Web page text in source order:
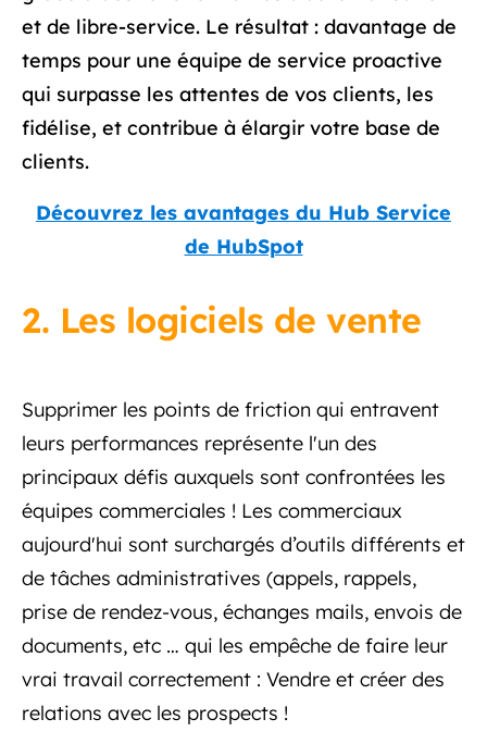
et de libre-service. Le résultat : davantage de
temps pour une équipe de service proactive
qui surpasse les attentes de vos clients, les
fidélise, et contribue à élargir votre base de
clients.
Découvrez les avantages du Hub Service
de HubSpot
2. Les logiciels de vente
Supprimer les points de friction qui entravent
leurs performances représente l'un des
principaux défis auxquels sont confrontées les
équipes commerciales ! Les commerciaux
aujourd'hui sont surchargés d’outils différents et
de tâches administratives (appels, rappels,
prise de rendez-vous, échanges mails, envois de
documents, etc … qui les empêche de faire leur
vrai travail correctement : Vendre et créer des
relations avec les prospects !